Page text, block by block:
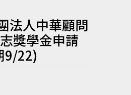
法人中華顧問
獎學金申請
9/22)